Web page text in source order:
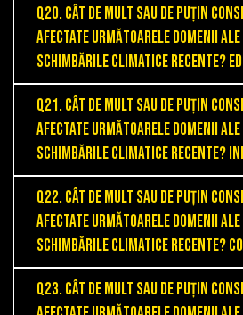
Q20. Cât de mult sau de puțin
afectate următoarele domenii
schimbările climatice recente?
Q21. Cât de mult sau de puțin
afectate următoarele domenii
schimbările climatice recente?
Q22. Cât de mult sau de puțin
afectate următoarele domenii
schimbările climatice recente?
Q23. Cât de mult sau de puțin